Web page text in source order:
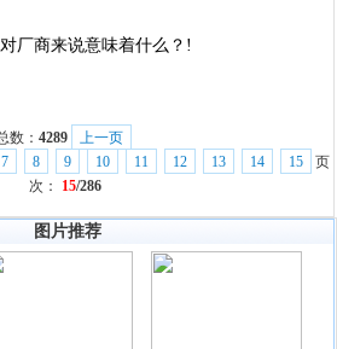
厂商来说意味着什么？!
数： 4289
上一页
7 8 9 10 11 12 13 14 15
页
次： 15/286
图片推荐